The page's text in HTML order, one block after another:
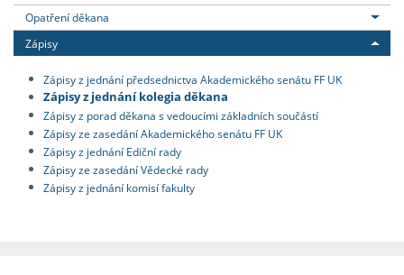
Opatření děkana
Zápisy
Zápisy z jednání předsednictva Akademického senátu FF UK
Zápisy z jednání kolegia děkana
Zápisy z porad děkana s vedoucími základních součástí
Zápisy ze zasedání Akademického senátu FF UK
Zápisy z jednání Ediční rady
Zápisy ze zasedání Vědecké rady
Zápisy z jednání komisí fakulty